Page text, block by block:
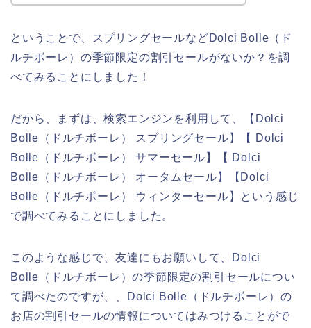
ということで、スプリングセールなどDolci Bolle（ド
ルチボーレ）の季節限定の割引セールがないか？を調
べてみることにしました！
だから、まずは、検索エンジンを利用して、【Dolci
Bolle（ドルチボーレ） スプリングセール】【 Dolci
Bolle（ドルチボーレ） サマーセール】【 Dolci
Bolle（ドルチボーレ） オータムセール】【Dolci
Bolle（ドルチボーレ） ウィンターセール】という感じ
で調べてみることにしました。
このような感じで、友達にもお願いして、Dolci
Bolle（ドルチボーレ）の季節限定の割引セールについ
て調べたのですが、、Dolci Bolle（ドルチボーレ）の
お店の割引セールの情報についてはみつけることがで